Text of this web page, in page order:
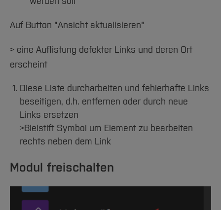
Forschung und Projekte
International
Service
Studiengänge
Studieninteressierte
Aktuelles
Studium
Forschung und Entwicklung
Team
Service
Amtliche Bekanntmachungen
Notfall-Infos
Familiengerechte Hochschule
Gleichstellung
Vertretungen
Hochschulkommunikation
Medienzentrum
Zentrale Studienberatung
Online-Formulare erstellen
OpenGraph-Image
Personendatenbank INTRA- / Internet
Bilder-Richtlinie
Seiteneigenschaften
Studien Übersicht
Überschriften
Auf Button "Ansicht aktualisieren"
> eine Auflistung defekter Links und deren Ort
erscheint
Diese Liste durcharbeiten und fehlerhafte Links
beseitigen, d.h. entfernen oder durch neue
Links ersetzen
>Bleistift Symbol um Element zu bearbeiten
rechts neben dem Link
Modul freischalten